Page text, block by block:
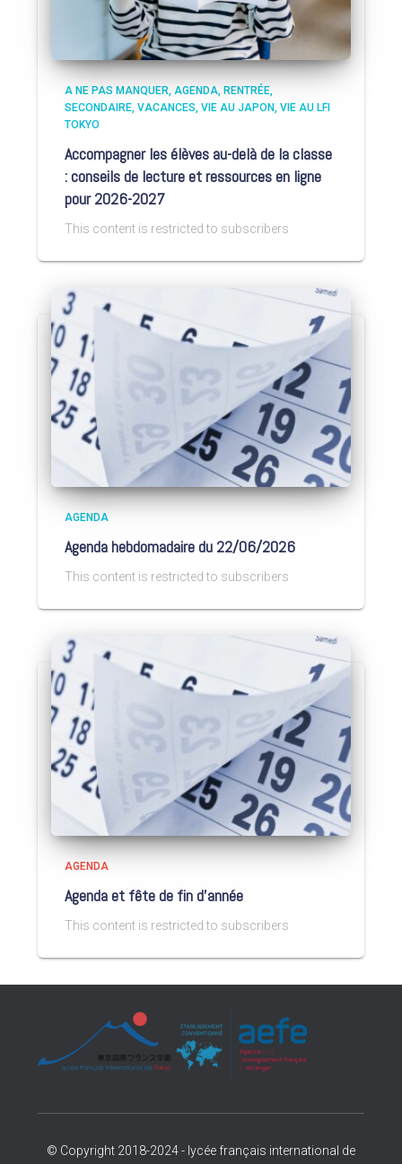
A NE PAS MANQUER AGENDA RENTRÉE
SECONDAIRE VACANCES VIE AU JAPON VIE AU LFI
TOKYO
Accompagner les élèves au-delà de la classe
: conseils de lecture et ressources en ligne
pour 2026-2027
This content is restricted to subscribers
AGENDA
Agenda hebdomadaire du 22/06/2026
This content is restricted to subscribers
AGENDA
Agenda et fête de fin d’année
This content is restricted to subscribers
© Copyright 2018-2024 - lycée français international de